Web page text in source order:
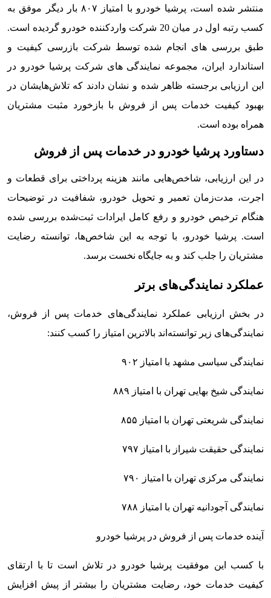
منتشر شده است، پرشیا خودرو با امتیاز ۸۰۷ بار دیگر موفق به
کسب رتبه اول در میان 20 شرکت‌ واردکننده خودرو گردیده است.
طبق بررسی های انجام شده توسط شرکت بازرسی کیفیت و
استاندارد ایران، مجموعه نمایندگی های شرکت پرشیا خودرو در
این ارزیابی برجسته ظاهر شده و نشان دادند که تلاش‌هایشان در
بهبود کیفیت خدمات پس از فروش با بازخورد مثبت مشتریان
همراه بوده است.
دستاورد پرشیا خودرو در خدمات پس از فروش
در این ارزیابی، شاخص‌هایی مانند هزینه پرداختی برای قطعات و
اجرت، مدت‌زمان تعمیر و تحویل خودرو، شفافیت در توضیحات
هنگام ترخیص خودرو و رفع کامل ایرادات ثبت‌شده بررسی شده
است. پرشیا خودرو، با توجه به این شاخص‌ها، توانسته رضایت
مشتریان را جلب کند و به جایگاه نخست برسد.
عملکرد نمایندگی‌های برتر
در بخش ارزیابی عملکرد نمایندگی‌های خدمات پس از فروش،
نمایندگی‌های زیر توانسته‌اند بالاترین امتیاز را کسب کنند:
نمایندگی سیاسی مشهد با امتیاز ۹۰۲
نمایندگی شیخ بهایی تهران با امتیاز ۸۸۹
نمایندگی شریعتی تهران با امتیاز ۸۵۵
نمایندگی حقیقت شیراز با امتیاز ۷۹۷
نمایندگی مرکزی تهران با امتیاز ۷۹۰
نمایندگی آجودانیه تهران با امتیاز ۷۸۸
آینده خدمات پس از فروش در پرشیا خودرو
با کسب این موفقیت پرشیا خودرو در تلاش است تا با ارتقای
کیفیت خدمات خود، رضایت مشتریان را بیشتر از پیش افزایش